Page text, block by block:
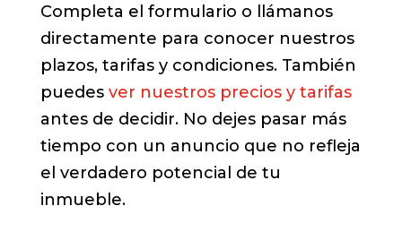
Completa el formulario o llámanos
directamente para conocer nuestros
plazos, tarifas y condiciones. También
puedes ver nuestros precios y tarifas
antes de decidir. No dejes pasar más
tiempo con un anuncio que no refleja
el verdadero potencial de tu
inmueble.